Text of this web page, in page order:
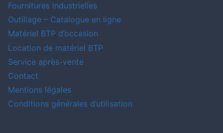
Fournitures industrielles
Outillage – Catalogue en ligne
Matériel BTP d’occasion
Location de matériel BTP
Service après-vente
Contact
Mentions légales
Conditions générales d’utilisation